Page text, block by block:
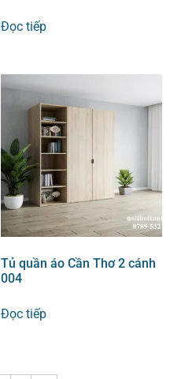
Đọc tiếp
Tủ quần áo Cần Thơ 2 cánh
004
Đọc tiếp